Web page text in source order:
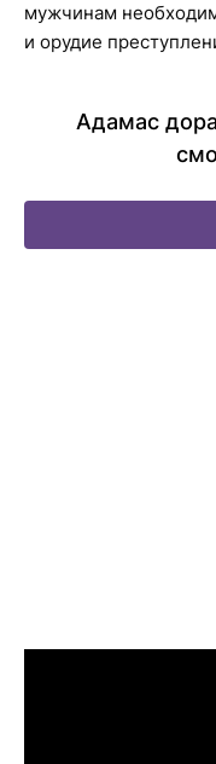
мужчинам
и орудие
Адамас